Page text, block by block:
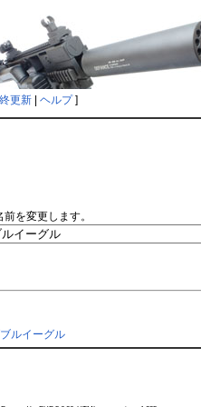
更新| ヘルプ]
前を変更します。
ルイーグル